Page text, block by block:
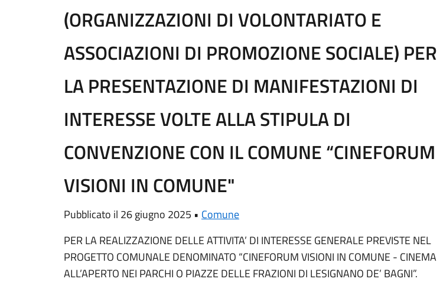
(ORGANIZZAZIONI DI VOLONTARIATO E
ASSOCIAZIONI DI PROMOZIONE SOCIALE) PER
LA PRESENTAZIONE DI MANIFESTAZIONI DI
INTERESSE VOLTE ALLA STIPULA DI
CONVENZIONE CON IL COMUNE “CINEFORUM
VISIONI IN COMUNE"
Pubblicato il 26 giugno 2025 • Comune
PER LA REALIZZAZIONE DELLE ATTIVITA’ DI INTERESSE GENERALE PREVISTE NEL
PROGETTO COMUNALE DENOMINATO “CINEFORUM VISIONI IN COMUNE - CINEMA
ALL’APERTO NEI PARCHI O PIAZZE DELLE FRAZIONI DI LESIGNANO DE’ BAGNI”.